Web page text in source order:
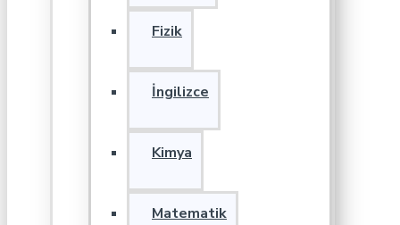
Fizik
İngilizce
Kimya
Matematik